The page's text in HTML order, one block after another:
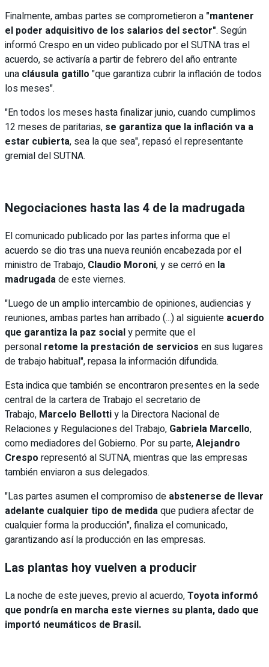
Finalmente, ambas partes se comprometieron a "mantener
el poder adquisitivo de los salarios del sector". Según
informó Crespo en un video publicado por el SUTNA tras el
acuerdo, se activaría a partir de febrero del año entrante
una cláusula gatillo "que garantiza cubrir la inflación de todos
los meses".
"En todos los meses hasta finalizar junio, cuando cumplimos
12 meses de paritarias, se garantiza que la inflación va a
estar cubierta, sea la que sea", repasó el representante
gremial del SUTNA.
Negociaciones hasta las 4 de la madrugada
El comunicado publicado por las partes informa que el
acuerdo se dio tras una nueva reunión encabezada por el
ministro de Trabajo, Claudio Moroni, y se cerró en la
madrugadade este viernes.
"Luego de un amplio intercambio de opiniones, audiencias y
reuniones, ambas partes han arribado (...) al siguiente acuerdo
que garantiza la paz socialy permite que el
personal retome la prestación de servicios en sus lugares
de trabajo habitual", repasa la información difundida.
Esta indica que también se encontraron presentes en la sede
central de la cartera de Trabajo el secretario de
Trabajo, Marcelo Bellottiy la Directora Nacional de
Relaciones y Regulaciones del Trabajo, Gabriela Marcello,
como mediadores del Gobierno. Por su parte,Alejandro
Crespo representó al SUTNA, mientras que las empresas
también enviaron a sus delegados.
"Las partes asumen el compromiso de abstenerse de llevar
adelante cualquier tipo de medidaque pudiera afectar de
cualquier forma la producción", finaliza el comunicado,
garantizando así la producción en las empresas.
Las plantas hoy vuelven a producir
La noche de este jueves, previo al acuerdo,Toyota informó
que pondría en marcha este viernes su planta, dado que
importó neumáticos de Brasil.